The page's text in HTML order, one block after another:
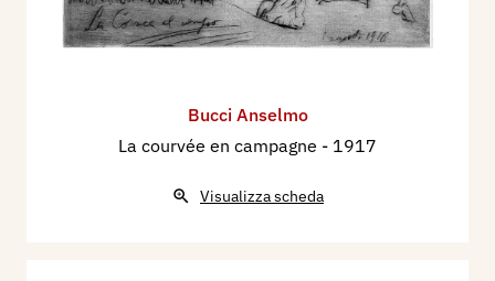
Bucci Anselmo
La courvée en campagne - 1917
Visualizza scheda